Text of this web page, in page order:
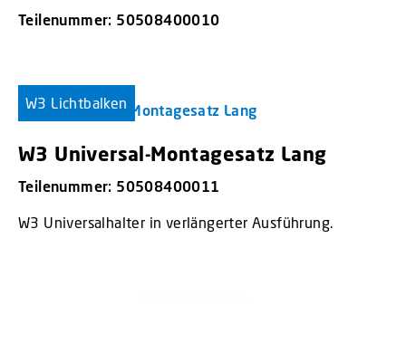
Teilenummer: 50508400010
W3 Lichtbalken
W3 Universal-Montagesatz Lang
Teilenummer: 50508400011
W3 Universalhalter in verlängerter Ausführung.